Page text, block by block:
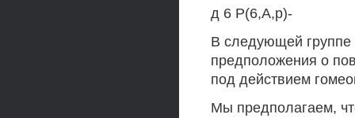
д 6 Р(6,А,р)-
В следующей
предположения о
под действием
Мы предполагаем,